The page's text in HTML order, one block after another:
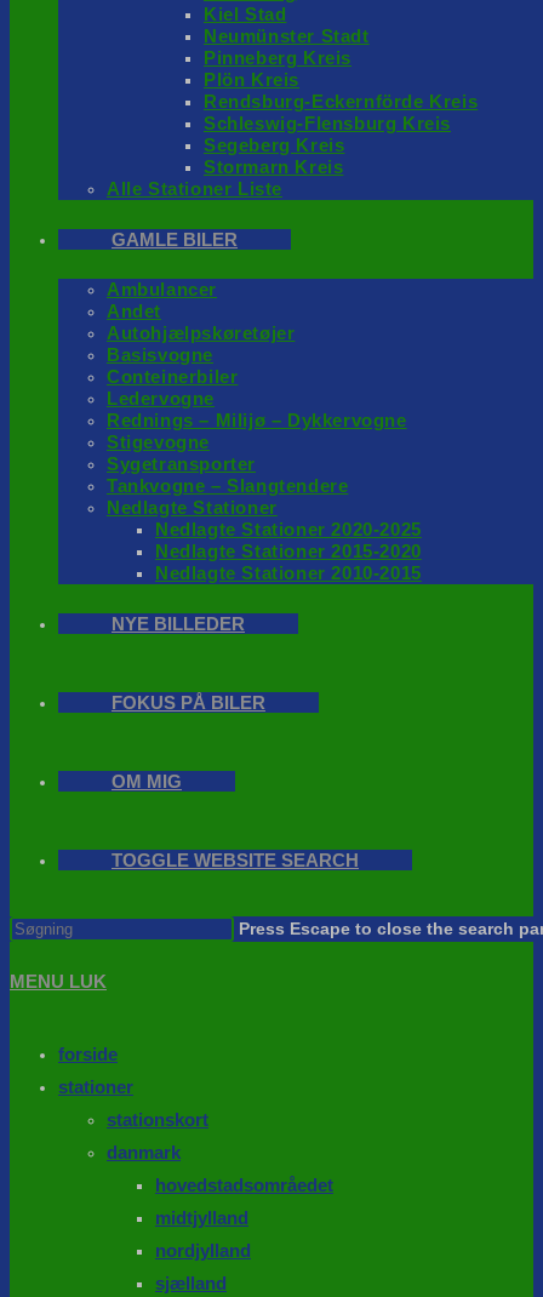
Kiel Stad
Neumünster Stadt
Pinneberg Kreis
Plön Kreis
Rendsburg-Eckernförde Kreis
Schleswig-Flensburg Kreis
Segeberg Kreis
Stormarn Kreis
Alle Stationer Liste
GAMLE BILER
Ambulancer
Andet
Autohjælpskøretøjer
Basisvogne
Conteinerbiler
Ledervogne
Rednings – Milijø – Dykkervogne
Stigevogne
Sygetransporter
Tankvogne – Slangtendere
Nedlagte Stationer
Nedlagte Stationer 2020-2025
Nedlagte Stationer 2015-2020
Nedlagte Stationer 2010-2015
NYE BILLEDER
FOKUS PÅ BILER
OM MIG
TOGGLE WEBSITE SEARCH
Press Escape to close the search
MENU LUK
forside
stationer
stationskort
danmark
hovedstadsområedet
midtjylland
nordjylland
sjælland